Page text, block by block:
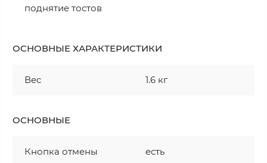
поднятие тостов
ОСНОВНЫЕ ХАРАКТЕРИСТИКИ
Вес 1.6 кг
ОСНОВНЫЕ
Кнопка отмены есть